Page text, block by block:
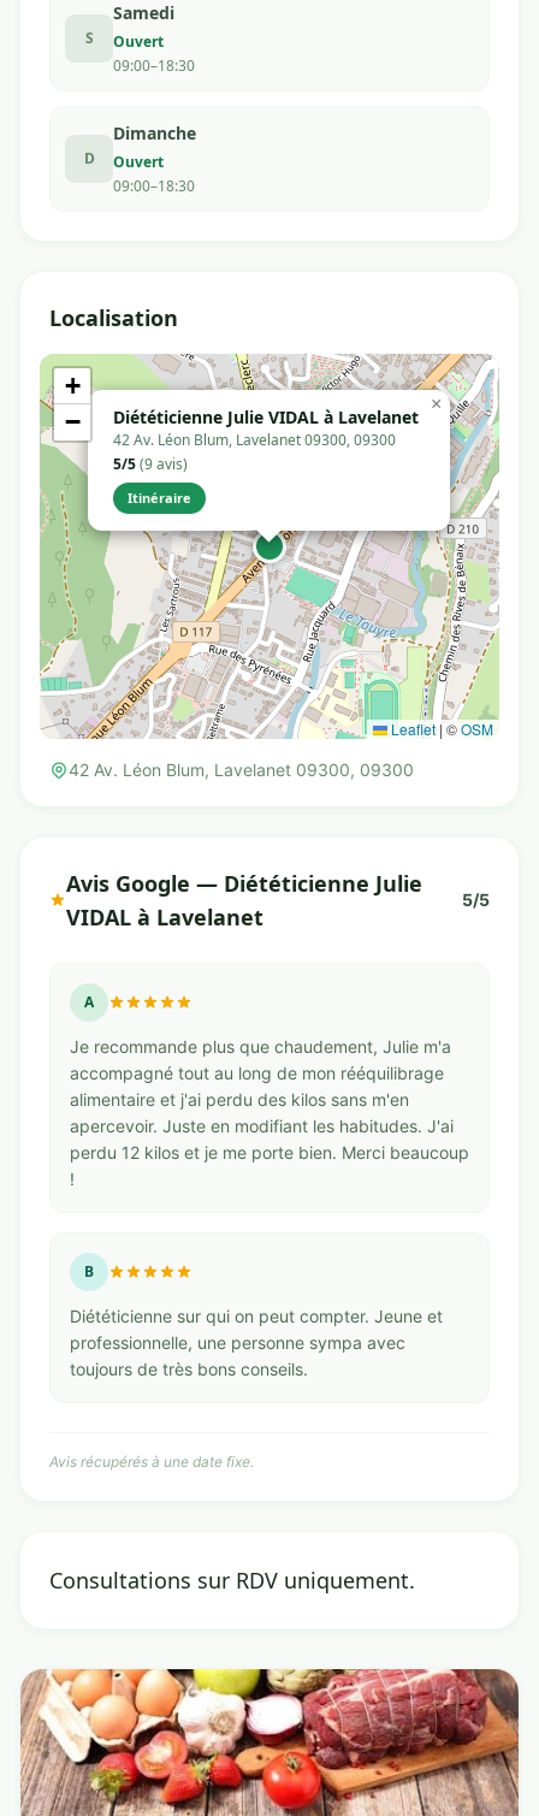
S
Samedi
Ouvert
09:00–18:30
D
Dimanche
Ouvert
09:00–18:30
Localisation
Diététicienne Julie VIDAL à Lavelanet
42 Av. Léon Blum, Lavelanet 09300, 09300
5/5(9 avis)
Itinéraire
×
+
−
Leaflet | ©OSM
42 Av. Léon Blum, Lavelanet 09300, 09300
Avis Google — Diététicienne Julie
VIDAL à Lavelanet
5/5
A
Je recommande plus que chaudement, Julie m'a
accompagné tout au long de mon rééquilibrage
alimentaire et j'ai perdu des kilos sans m'en
apercevoir. Juste en modifiant les habitudes. J'ai
perdu 12 kilos et je me porte bien. Merci beaucoup
!
B
Diététicienne sur qui on peut compter. Jeune et
professionnelle, une personne sympa avec
toujours de très bons conseils.
Avis récupérés à une date fixe.
Consultations sur RDV uniquement.